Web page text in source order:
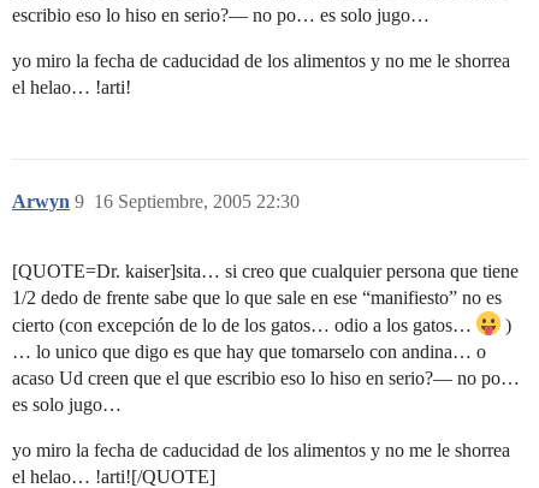
escribio eso lo hiso en serio?— no po… es solo jugo…
yo miro la fecha de caducidad de los alimentos y no me le shorrea
el helao… !arti!
Arwyn 16 Septiembre, 2005 22:30
9
[QUOTE=Dr. kaiser]sita… si creo que cualquier persona que tiene
1/2 dedo de frente sabe que lo que sale en ese “manifiesto” no es
cierto (con excepción de lo de los gatos… odio a los gatos…
)
… lo unico que digo es que hay que tomarselo con andina… o
acaso Ud creen que el que escribio eso lo hiso en serio?— no po…
es solo jugo…
yo miro la fecha de caducidad de los alimentos y no me le shorrea
el helao… !arti![/QUOTE]